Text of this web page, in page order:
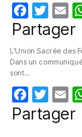
F
a
e
b
o
o
k
T
w
itt
er
E
m
Partager
L’Union Sacrée des
Dans un
sont…
F
a
T
w
itt
E
m
Partager